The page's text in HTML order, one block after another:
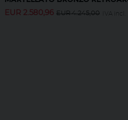
EUR 2.580,96 EUR4.245,00 IVA incl.